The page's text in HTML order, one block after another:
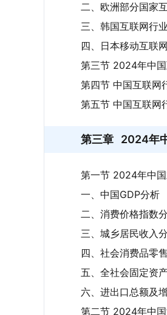
二、欧洲部分国家
三、韩国互联网行
四、日本移动互联
第三节 2024年中
第四节 中国互联网
第五节 中国互联网
第三章 2024年
第一节 2024年中
一、中国GDP分析
二、消费价格指数
三、城乡居民收入
四、社会消费品零
五、全社会固定资
六、进出口总额及
第二节 2024年中